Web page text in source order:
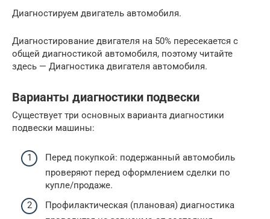
Диагностируем двигатель автомобиля.
Диагностирование двигателя на 50% пересекается с
общей диагностикой автомобиля, поэтому читайте
здесь — Диагностика двигателя автомобиля.
Варианты диагностики подвески
Существует три основных варианта диагностики
подвески машины:
Перед покупкой: подержанный автомобиль
проверяют перед оформлением сделки по
купле/продаже.
Профилактическая (плановая) диагностика